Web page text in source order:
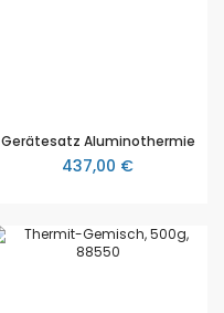
Gerätesatz Aluminothermie
437,00 €